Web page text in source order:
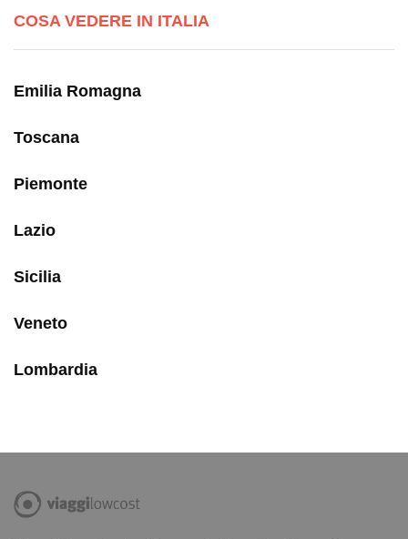
COSA VEDERE IN ITALIA
Emilia Romagna
Toscana
Piemonte
Lazio
Sicilia
Veneto
Lombardia